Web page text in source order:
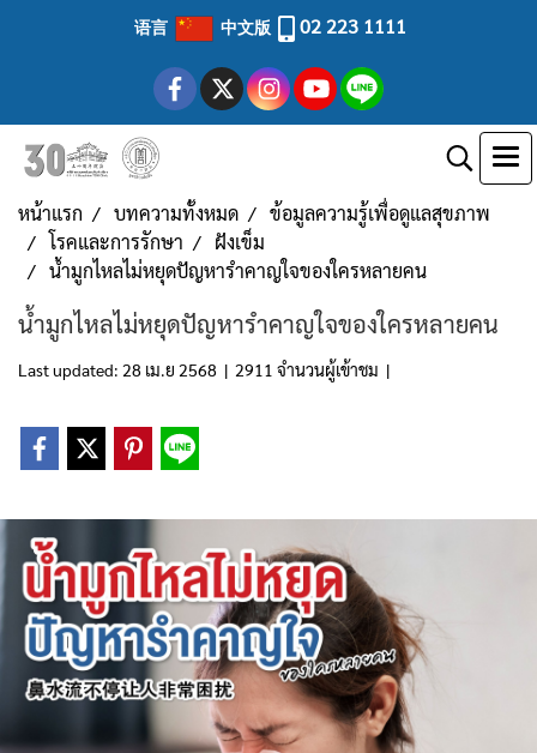
语言 中文版 02 223 1111
หน้าแรก บทความทั้งหมด
ข้อมูลความรู้เพื่อดูแลสุขภาพ
โรคและการรักษา
ฝังเข็ม
น้ำมูกไหลไม่หยุดปัญหารำคาญใจของใครหลายคน
น้ำมูกไหลไม่หยุดปัญหารำคาญใจของใครหลายคน
Last updated: 28 เม.ย 2568 | 2911 จำนวนผู้เข้าชม |